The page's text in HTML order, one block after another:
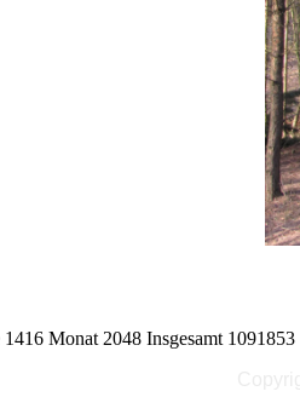
Monat 2048 Insgesamt 1091853